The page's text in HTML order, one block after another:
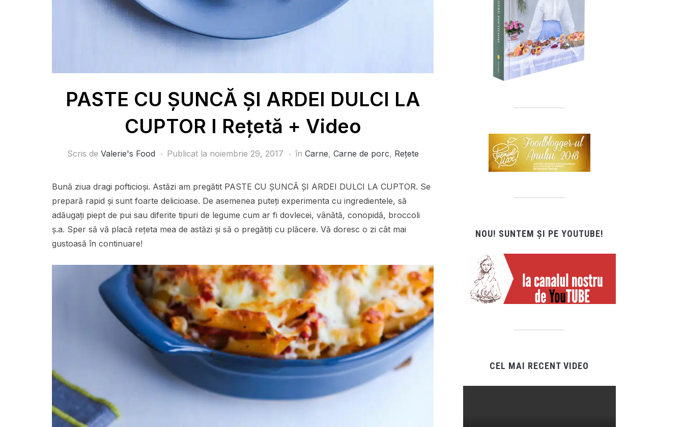
PASTE CU ȘUNCĂ ȘI ARDEI DULCI LA
CUPTOR I Rețetă + Video
Scris de Valerie's Food Publicat la noiembrie 29, 2017 în Carne, Carne de porc, Rețete
Bună ziua dragi pofticioși. Astăzi am pregătit PASTE CU ȘUNCĂ ȘI ARDEI DULCI LA CUPTOR. Se
prepară rapid și sunt foarte delicioase. De asemenea puteți experimenta cu ingredientele, să
adăugați piept de pui sau diferite tipuri de legume cum ar fi dovlecei, vânătă, conopidă, broccoli
ș.a. Sper să vă placă rețeta mea de astăzi și să o pregătiți cu plăcere. Vă doresc o zi cât mai
gustoasă în continuare!
NOU! SUNTEM ȘI PE YOUTUBE!
CEL MAI RECENT VIDEO